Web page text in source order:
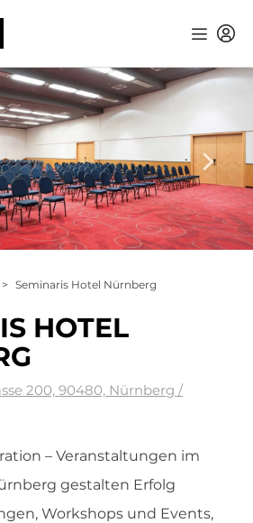
> Seminaris Hotel Nürnberg
HOTEL
200, 90480, Nürnberg /
– Veranstaltungen im
gestalten Erfolg
Workshops und Events,